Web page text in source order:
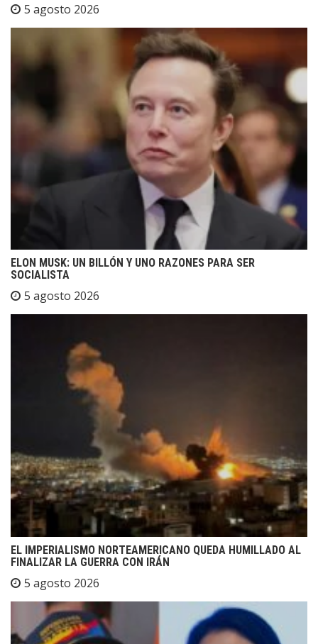
5 agosto 2026
ELON MUSK: UN BILLÓN Y UNO RAZONES PARA SER
SOCIALISTA
5 agosto 2026
EL IMPERIALISMO NORTEAMERICANO QUEDA HUMILLADO AL
FINALIZAR LA GUERRA CON IRÁN
5 agosto 2026